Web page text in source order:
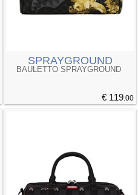
SPRAYGROUND
BAULETTO SPRAYGROUND
€ 119.00